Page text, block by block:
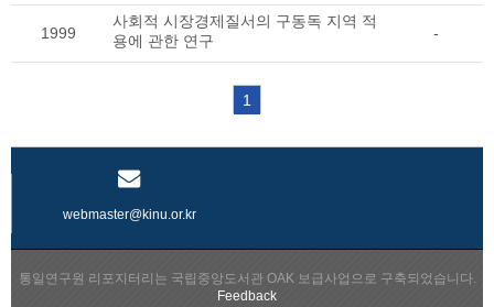
1999
사회적 시장경제질서의 구동독 지역 적
용에 관한 연구
-
1
webmaster@kinu.or.kr
통일연구원 리포지터리는 국립중앙도서관 OAK 보급사업으로 구축되었습니다.
Feedback